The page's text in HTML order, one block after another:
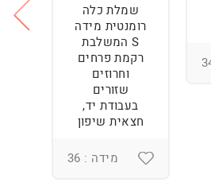
שמלת כלה
רומנטית מידה
S המשלבת
רקמת פרחים
וחרוזים
שזורים
בעבודת יד,
חצאית שיפון
מידה : 36